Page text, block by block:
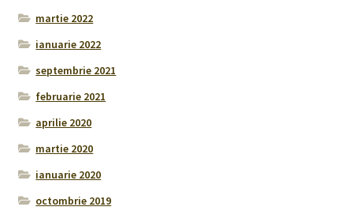
martie 2022
ianuarie 2022
septembrie 2021
februarie 2021
aprilie 2020
martie 2020
ianuarie 2020
octombrie 2019